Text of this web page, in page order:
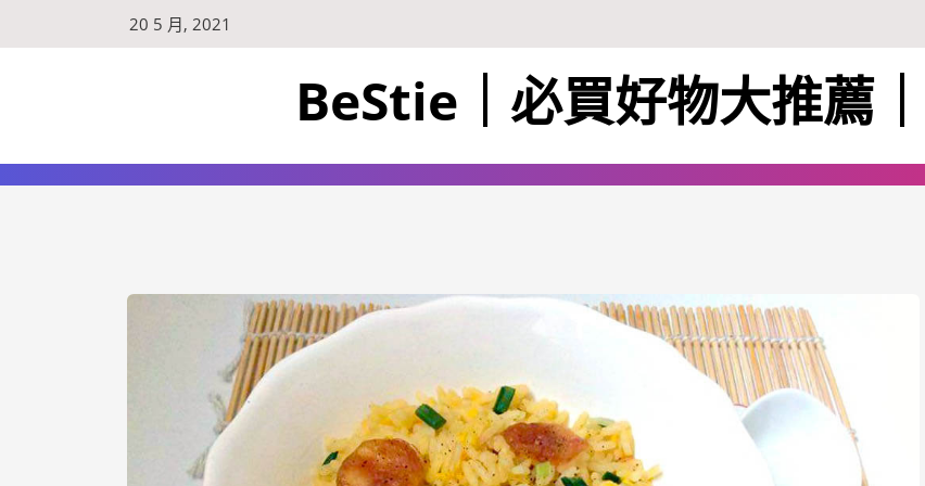
20 5 月, 2021
BeStie｜必買好物大推薦